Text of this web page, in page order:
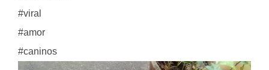
#viral
#amor
#caninos